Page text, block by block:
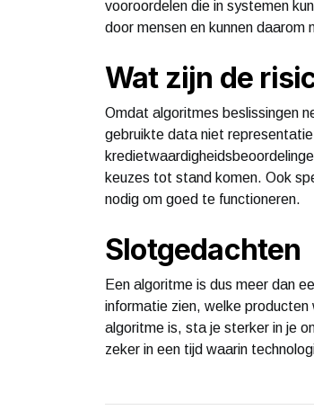
vooroordelen die in systemen
door mensen en kunnen
Wat zijn de
Omdat algoritmes beslissingen
gebruikte data niet
keuzes tot stand komen. Ook
nodig om goed te functioneren.
Slotgedachten
Een algoritme is dus meer dan
informatie zien, welke
algoritme is, sta je sterker in je
zeker in een tijd waarin